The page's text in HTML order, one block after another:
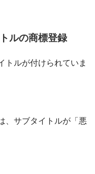
ルの商標登録
トルが付けられていま
、サブタイトルが「悪